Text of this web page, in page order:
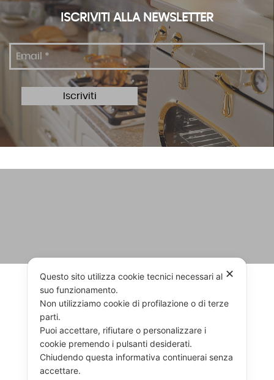
ISCRIVITI ALLA NEWSLETTER
TROVA RIVENDITORI
RIVENDITORI CONTATTACI
✕
Questo sito utilizza cookie tecnici necessari al
suo funzionamento.
Non utilizziamo cookie di profilazione o di terze
parti.
Puoi accettare, rifiutare o personalizzare i
cookie premendo i pulsanti desiderati.
Chiudendo questa informativa continuerai senza
accettare.